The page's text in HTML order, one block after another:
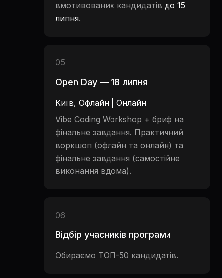
вмотивованих кандидатів до 15
липня.
05
Open Day — 18 липня
Київ, Офлайн | Онлайн
Vibe Coding Workshop + бриф на
фінальне завдання. Практичний
воркшоп (офлайн та онлайн) та
фінальне завдання (самостійне
виконання вдома).
06
Відбір учасників програми
Обираємо ТОП-50 кандидатів.